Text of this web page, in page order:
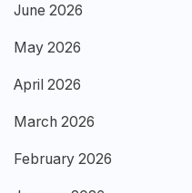
June 2026
May 2026
April 2026
March 2026
February 2026